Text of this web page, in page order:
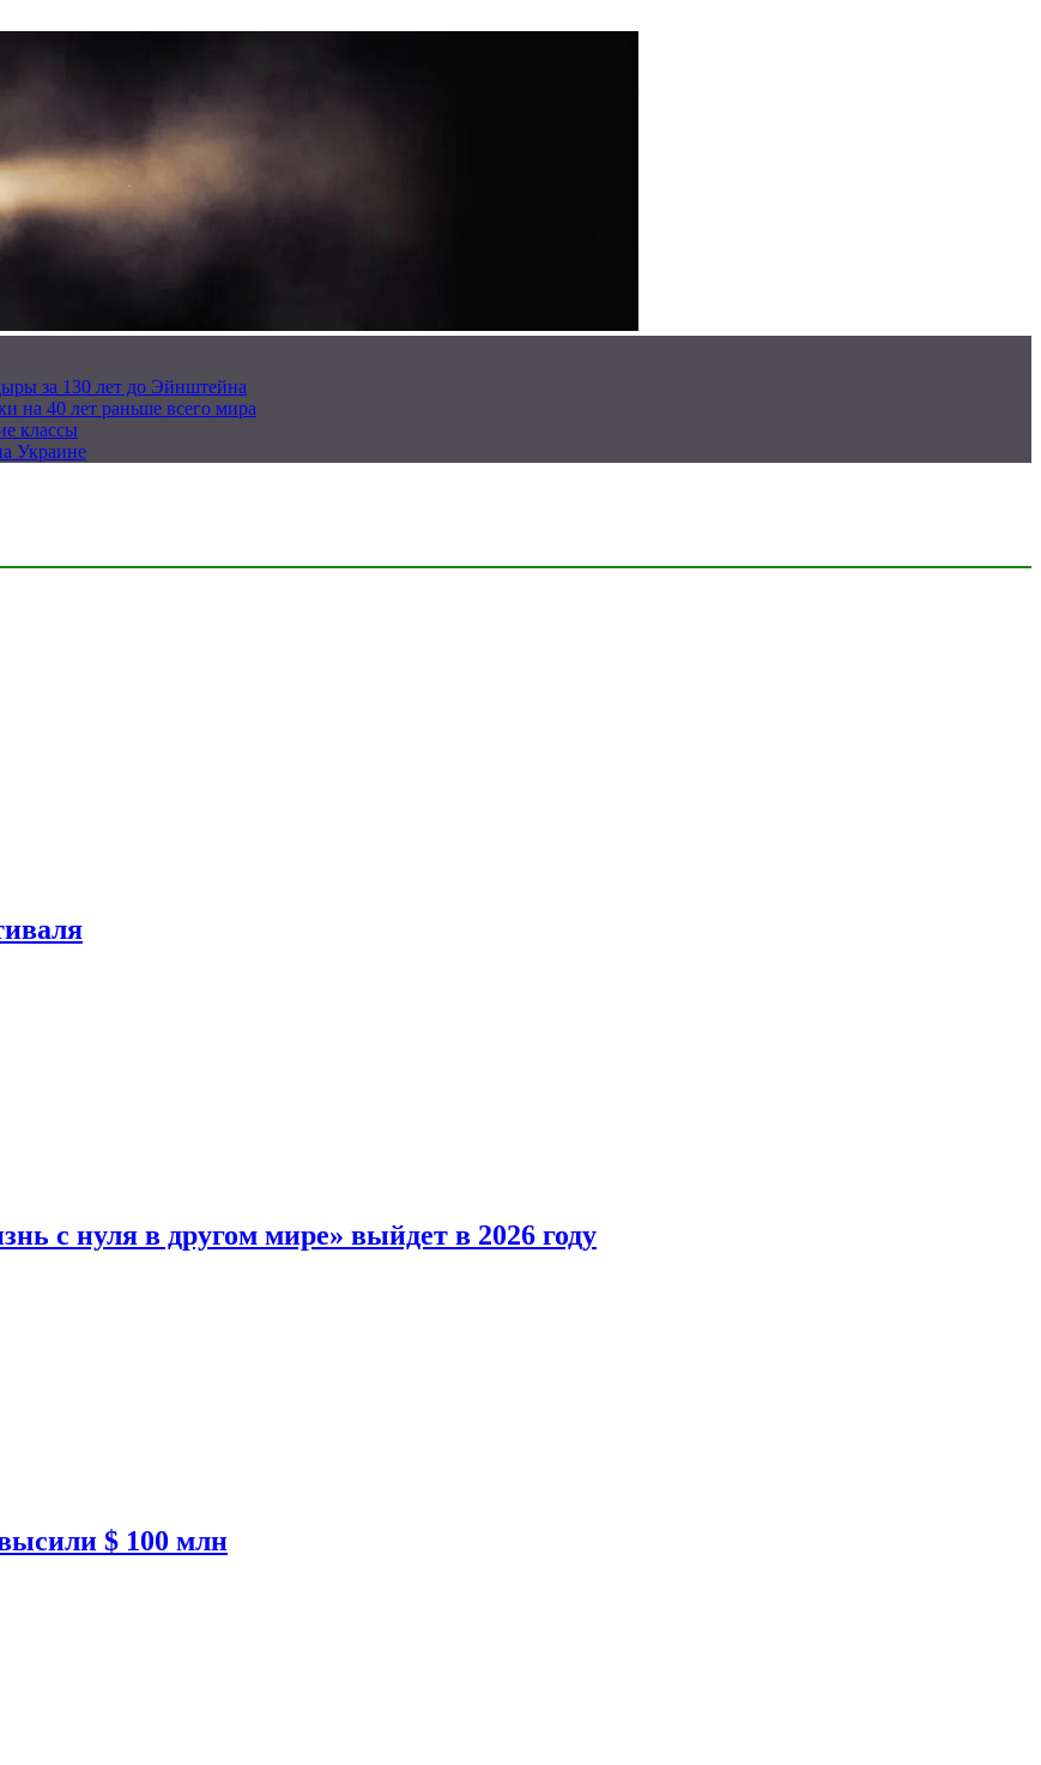
за 130 лет до Эйнштейна
на 40 лет раньше всего мира
классы
Украине
с нуля в другом мире» выйдет в 2026 году
$ 100 млн